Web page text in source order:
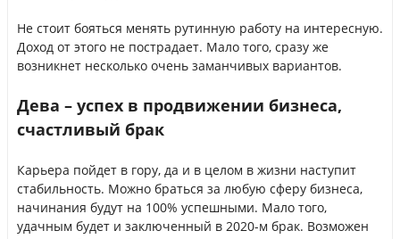
Не стоит бояться менять рутинную работу на интересную.
Доход от этого не пострадает. Мало того, сразу же
возникнет несколько очень заманчивых вариантов.
Дева – успех в продвижении бизнеса,
счастливый брак
Карьера пойдет в гору, да и в целом в жизни наступит
стабильность. Можно браться за любую сферу бизнеса,
начинания будут на 100% успешными. Мало того,
удачным будет и заключенный в 2020-м брак. Возможен